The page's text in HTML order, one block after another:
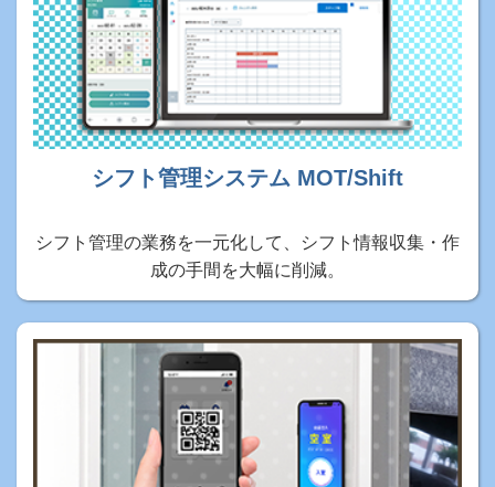
シフト管理システム MOT/Shift
シフト管理の業務を一元化して、シフト情報収集・作
成の手間を大幅に削減。